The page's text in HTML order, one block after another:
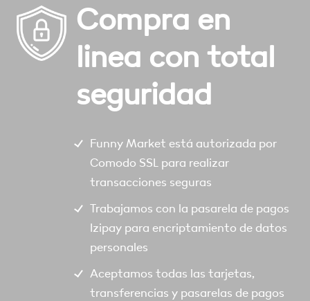
Compra en
linea con total
seguridad
Funny Market está autorizada por
Comodo SSL para realizar
transacciones seguras
Trabajamos con la pasarela de pagos
Izipay para encriptamiento de datos
personales
Aceptamos todas las tarjetas,
transferencias y pasarelas de pagos